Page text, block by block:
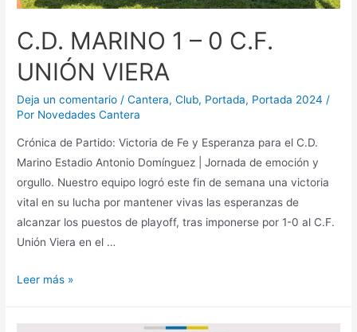
C.D. MARINO 1 – 0 C.F.
UNIÓN VIERA
Deja un comentario /Cantera,Club, Portada, Portada 2024 /
Por Novedades Cantera
Crónica de Partido: Victoria de Fe y Esperanza para el C.D.
Marino Estadio Antonio Domínguez | Jornada de emoción y
orgullo. Nuestro equipo logró este fin de semana una victoria
vital en su lucha por mantener vivas las esperanzas de
alcanzar los puestos de playoff, tras imponerse por 1-0 al C.F.
Unión Viera en el …
Leer más »